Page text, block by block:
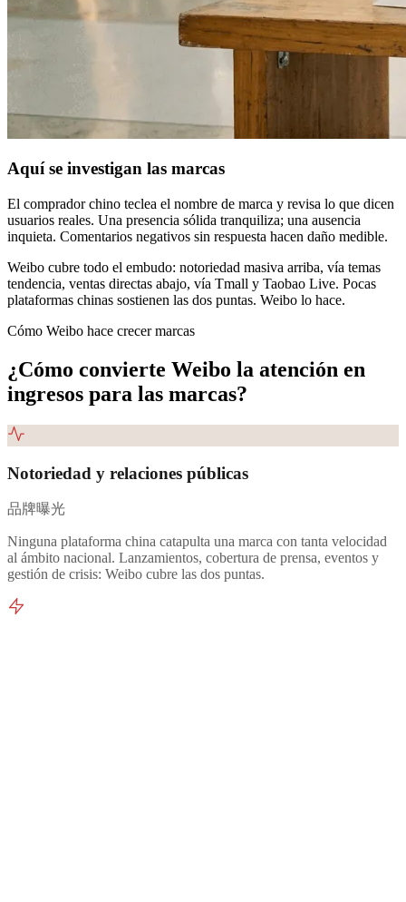
Aquí se investigan las marcas
El comprador chino teclea el nombre de marca y revisa lo que dicen
usuarios reales. Una presencia sólida tranquiliza; una ausencia
inquieta. Comentarios negativos sin respuesta hacen daño medible.
Weibo cubre todo el embudo: notoriedad masiva arriba, vía temas
tendencia, ventas directas abajo, vía Tmall y Taobao Live. Pocas
plataformas chinas sostienen las dos puntas. Weibo lo hace.
Cómo Weibo hace crecer marcas
¿Cómo convierte Weibo la atención en
ingresos para las marcas?
Notoriedad y relaciones públicas
品牌曝光
Ninguna plataforma china catapulta una marca con tanta velocidad
al ámbito nacional. Lanzamientos, cobertura de prensa, eventos y
gestión de crisis: Weibo cubre las dos puntas.